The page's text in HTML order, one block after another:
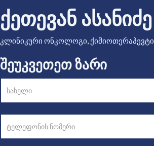
ᲥᲔᲗᲔᲕᲐᲜ ᲐᲡᲐᲜᲘᲫᲔ
კლინიკური ონკოლოგი, ქიმიოთერაპევტი
ᲨᲔᲣᲙᲕᲔᲗᲔᲗ ᲖᲐᲠᲘ